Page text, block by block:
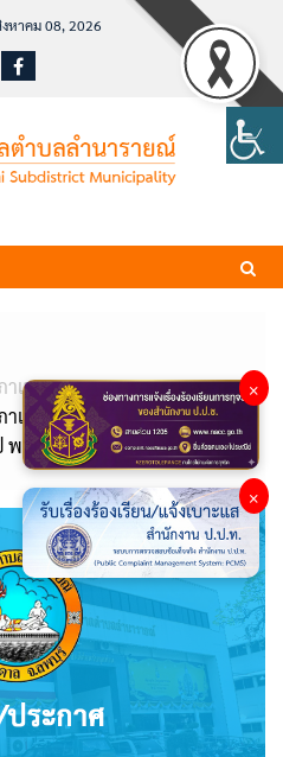
งหาคม 08, 2026
เทศบาล
เทศบาลตำบลลำนารายณ์
พ.ศ. 2568
×
×